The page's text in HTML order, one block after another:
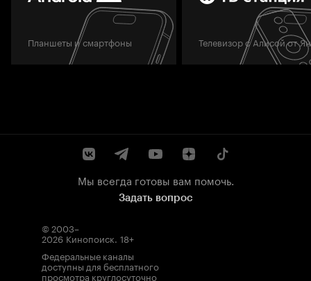
Планшеты и смартфоны Телевизор с Алисой от
Мы всегда готовы вам помочь.
Задать вопрос
© 2003–
2026 Кинопоиск. 18+
Федеральные каналы
доступны для бесплатного
просмотра круглосуточно